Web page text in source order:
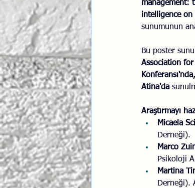
Duygusal Zeka
İlişki Yönetimi
Psikolojik Güvenlik
management:
intelligence
sunumunun
Bu poster
Association
Atina'da
Araştırmayı
Micaela
Derneği).
Marco
Psikoloji
Martina
Derneği).